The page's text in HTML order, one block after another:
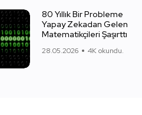
80 Yıllık Bir Probleme
Yapay Zekadan Gelen
Matematikçileri Şaşırttı
28.05.2026 4K okundu.